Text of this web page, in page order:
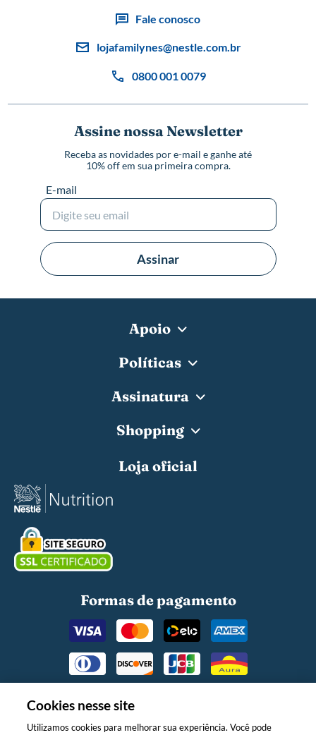
Fale conosco
lojafamilynes@nestle.com.br
0800 001 0079
Assine nossa Newsletter
Receba as novidades por e-mail e ganhe até
10% off em sua primeira compra.
E-mail
Assinar
Apoio
Políticas
Assinatura
Shopping
Loja oficial
Formas de pagamento
Cookies nesse site
Utilizamos cookies para melhorar sua experiência. Você pode